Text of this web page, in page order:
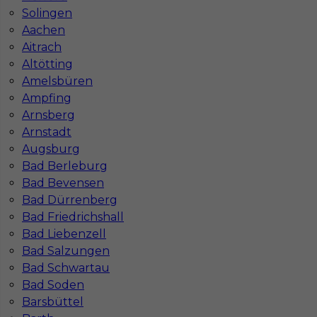
Solingen
Aachen
Aitrach
Altötting
Amelsbüren
Ampfing
Arnsberg
Arnstadt
Augsburg
Bad Berleburg
Bad Bevensen
Bad Dürrenberg
Bad Friedrichshall
Bad Liebenzell
Bad Salzungen
Bad Schwartau
Bad Soden
Barsbüttel
Mapa ofert pracy
Mapa kategorii
Informacje w sprawie pracy
Telefon:793-577-977
Dane firmy
In-Serv Team Sp. z o.o.